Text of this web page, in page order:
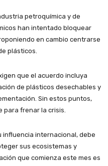
petroquímica y de
han intentado bloquear
en cambio centrarse
plásticos.
que el acuerdo incluya
de plásticos desechables y
Sin estos puntos,
para frenar la crisis.
influencia internacional, debe
sus ecosistemas y
que comienza este mes es